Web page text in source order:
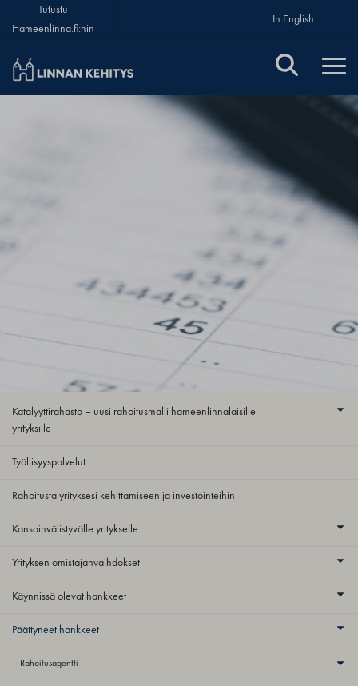
Tutustu
Hämeenlinna.fi:hin
In English
Linnan Kehitys Oy
Katalyyttirahasto – uusi rahoitusmalli hämeenlinnalaisille
yrityksille
Työllisyyspalvelut
Rahoitusta yrityksesi kehittämiseen ja investointeihin
Kansainvälistyvälle yritykselle
Yrityksen omistajanvaihdokset
Käynnissä olevat hankkeet
Päättyneet hankkeet
Rahoitusagentti